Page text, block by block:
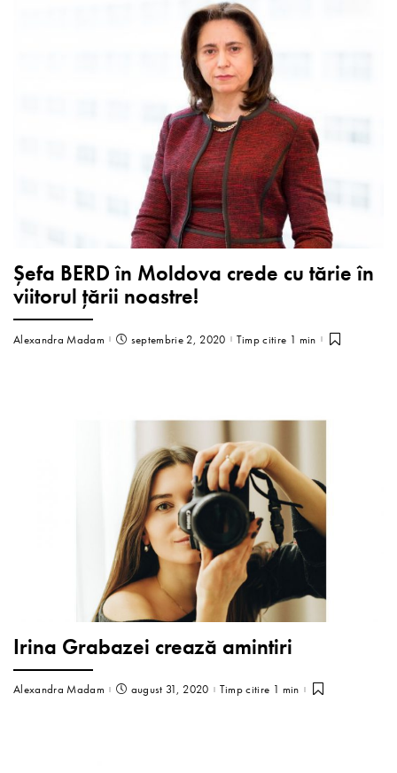
Şefa BERD în Moldova crede cu tărie în
viitorul țării noastre!
Alexandra Madam septembrie 2, 2020 Timp citire 1 min
Irina Grabazei crează amintiri
Alexandra Madam august 31, 2020 Timp citire 1 min